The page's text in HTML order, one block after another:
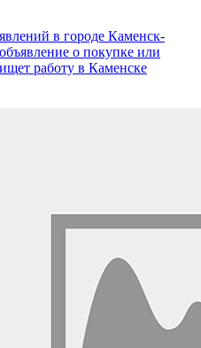
в городе Каменск-
о покупке или
работу в Каменске